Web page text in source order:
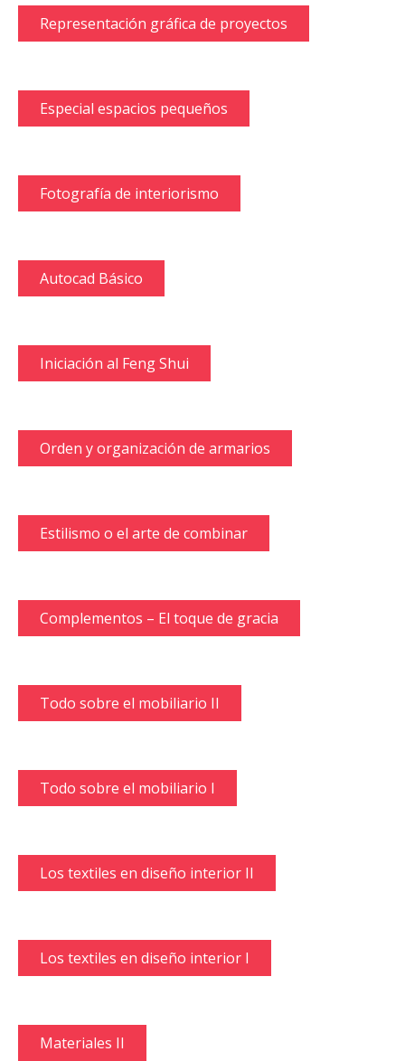
Representación gráfica de proyectos
Especial espacios pequeños
Fotografía de interiorismo
Autocad Básico
Iniciación al Feng Shui
Orden y organización de armarios
Estilismo o el arte de combinar
Complementos – El toque de gracia
Todo sobre el mobiliario II
Todo sobre el mobiliario I
Los textiles en diseño interior II
Los textiles en diseño interior I
Materiales II